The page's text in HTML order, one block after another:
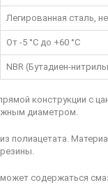
Легированная сталь,
От -5 °C до +60 °C
NBR (Бутадиен-
конструкции с
диаметром.
полиацетата.
содержаться